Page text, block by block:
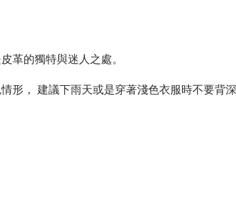
革的獨特與迷人之處。
， 建議下雨天或是穿著淺色衣服時不要背深